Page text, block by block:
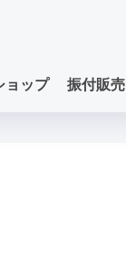
ョップ 振付販売